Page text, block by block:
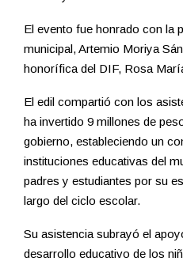
El evento fue honrado con la
municipal, Artemio Moriya
honorífica del DIF, Rosa
El edil compartió con los
ha invertido 9 millones de
gobierno, estableciendo un
instituciones educativas del
padres y estudiantes por su
largo del ciclo escolar.
Su asistencia subrayó el
desarrollo educativo de los